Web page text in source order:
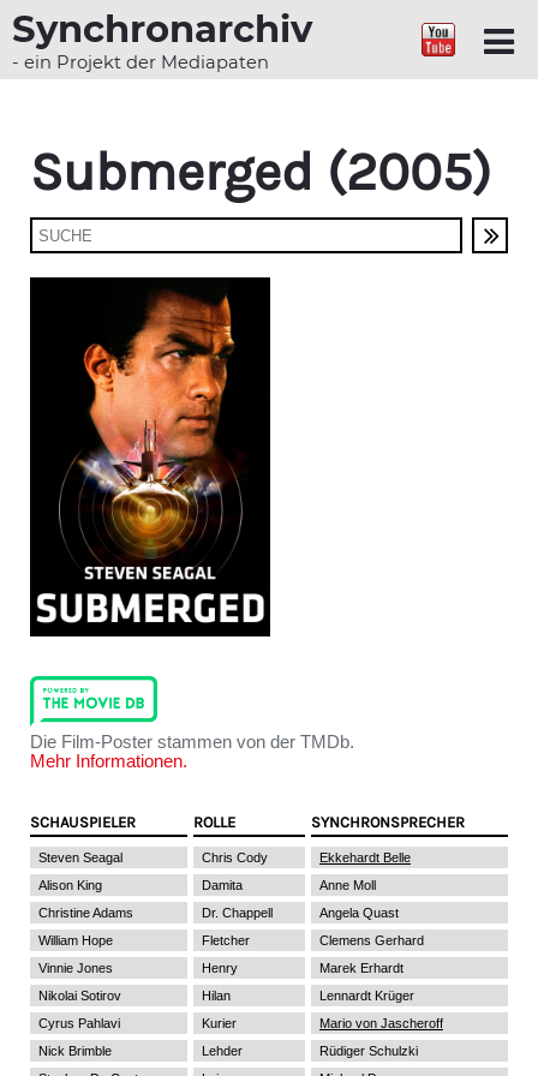
Synchronarchiv
- ein Projekt der Mediapaten
Submerged (2005)
Die Film-Poster stammen von der TMDb.
Mehr Informationen.
SCHAUSPIELER ROLLE SYNCHRONSPRECHER
Steven Seagal Chris Cody
Ekkehardt Belle
Alison King
Damita
Anne Moll
Christine Adams
Dr. Chappell
Angela Quast
William Hope
Fletcher
Clemens Gerhard
Vinnie Jones
Henry
Marek Erhardt
Nikolai Sotirov
Hilan
Lennardt Krüger
Cyrus Pahlavi
Kurier
Mario von Jascheroff
Nick Brimble
Lehder
Rüdiger Schulzki